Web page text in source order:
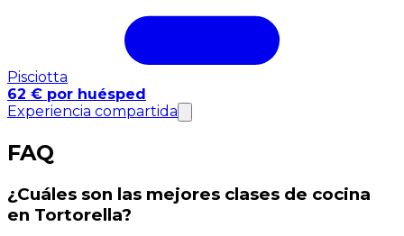
Pisciotta
62 € por huésped
Experiencia compartida
FAQ
¿Cuáles son las mejores clases de cocina
en Tortorella?